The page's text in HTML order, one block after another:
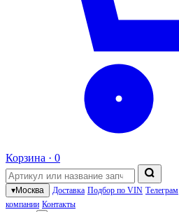
Корзина · 0
▾Москва Доставка Подбор по VIN Телеграм
компании Контакты